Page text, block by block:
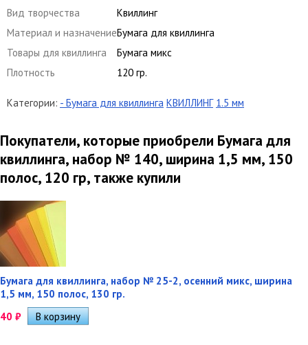
Вид творчества
Квиллинг
Материал и назначениеБумага для квиллинга
Товары для квиллинга
Бумага микс
Плотность
120 гр.
Категории: - Бумага для квиллинга КВИЛЛИНГ 1.5 мм
Покупатели, которые приобрели Бумага для
квиллинга, набор № 140, ширина 1,5 мм, 150
полос, 120 гр, также купили
Бумага для квиллинга, набор № 25-2, осенний микс, ширина
1,5 мм, 150 полос, 130 гр.
40 ₽